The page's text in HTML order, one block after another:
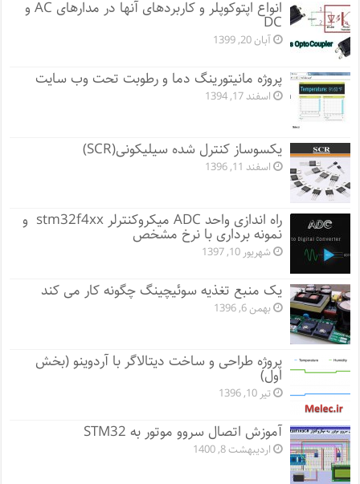
انواع اپتوکوپلر و کاربردهای آنها در مدارهای AC و
DC
آبان 20, 1399
پروژه مانيتورينگ دما و رطوبت تحت وب سایت
اسفند 17, 1394
یکسوساز کنترل شده سیلیکونی(SCR)
اسفند 11, 1396
راه اندازی واحد ADC میکروکنترلر stm32f4xx و
نمونه برداری با نرخ مشخص
شهریور 10, 1397
یک منبع تغذیه سوئیچینگ چگونه کار می کند
بهمن 6, 1396
پروژه طراحی و ساخت دیتالاگر با آردوینو (بخش
اول)
تیر 10, 1396
آموزش اتصال سروو موتور به STM32
اردیبهشت 8, 1400